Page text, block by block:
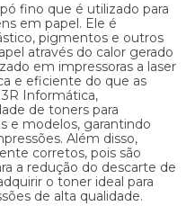
fino que é utilizado para
em papel. Ele é
pigmentos e outros
através do calor gerado
em impressoras a laser
e eficiente do que as
Informática,
de toners para
e modelos, garantindo
Além disso,
corretos, pois são
a redução do descarte de
o toner ideal para
de alta qualidade.